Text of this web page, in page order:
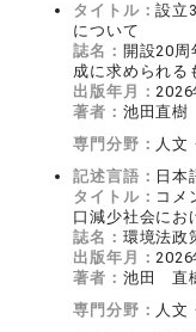
タイトル：設立
について
誌名： 開設20
成に求められる
出版年月：2026
著者： 池田直樹
専門分野： 人文
記述言語： 日本
タイトル： コメ
口減少社会にお
誌名： 環境法政
出版年月：2026
著者： 池田 直
専門分野： 人文